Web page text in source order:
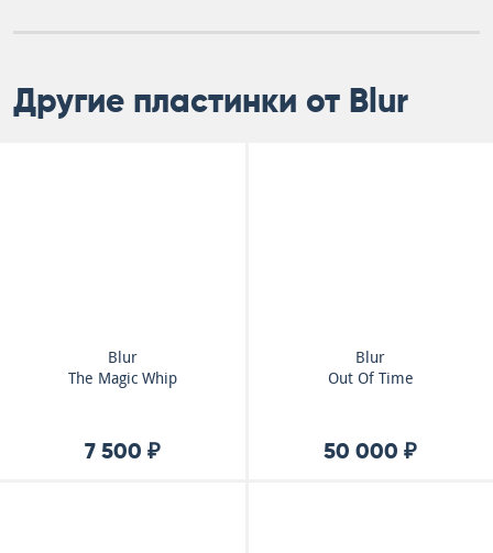
Другие пластинки от Blur
Blur
The Magic Whip
7 500 ₽
Blur
Out Of Time
50 000 ₽